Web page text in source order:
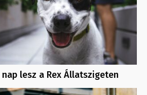
lesz a Rex Állatszigeten